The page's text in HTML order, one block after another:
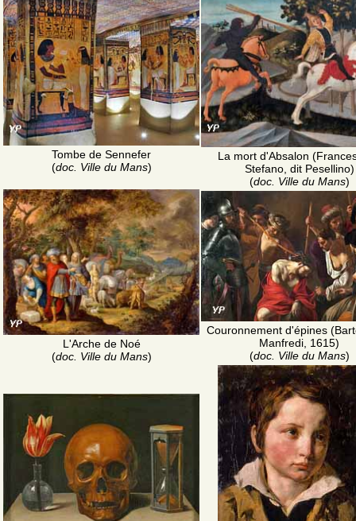
Tombe de Sennefer
(doc. Ville du Mans)
La mort d'Absalon
Stefano, dit Pesellino)
(doc. Ville du Mans)
L'Arche de Noé
(doc. Ville du Mans)
Couronnement d'épines
Manfredi, 1615)
(doc. Ville du Mans)